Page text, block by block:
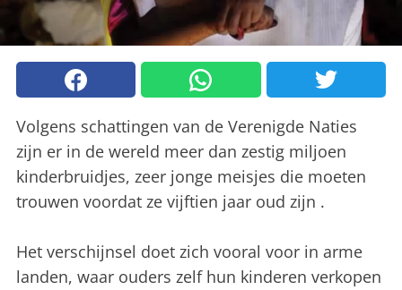
Volgens schattingen van de Verenigde Naties
zijn er in de wereld meer dan zestig miljoen
kinderbruidjes, zeer jonge meisjes die moeten
trouwen voordat ze vijftien jaar oud zijn .
Het verschijnsel doet zich vooral voor in arme
landen, waar ouders zelf hun kinderen verkopen